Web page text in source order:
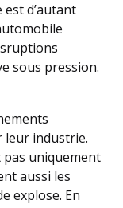
est d’autant
sous pression.
leur industrie.
pas uniquement
aussi les
explose. En